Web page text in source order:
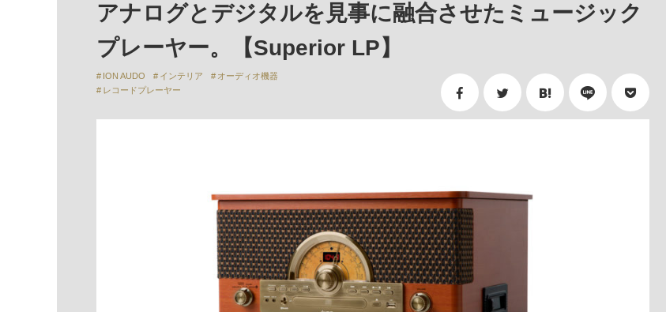
アナログとデジタルを見事に融合させたミュージック
プレーヤー。【Superior LP】
ION AUDO インテリア
オーディオ機器
レコードプレーヤー